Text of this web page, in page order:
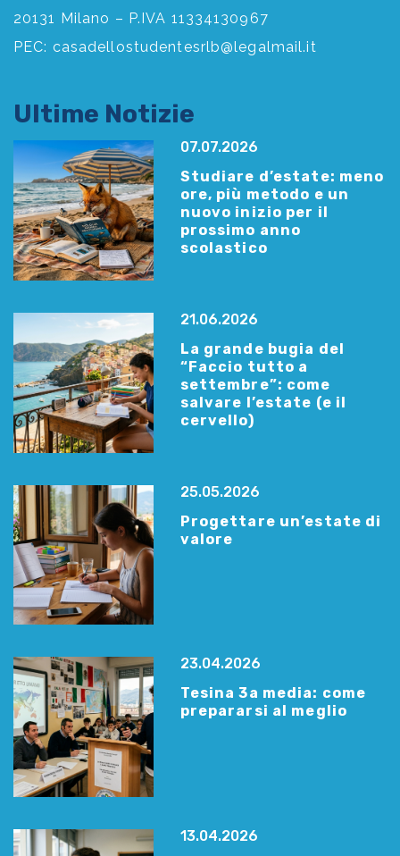
20131 Milano – P.IVA 11334130967
PEC: casadellostudentesrlb@legalmail.it
Ultime Notizie
07.07.2026
Studiare d’estate: meno
ore, più metodo e un
nuovo inizio per il
prossimo anno
scolastico
21.06.2026
La grande bugia del
“Faccio tutto a
settembre”: come
salvare l’estate (e il
cervello)
25.05.2026
Progettare un’estate di
valore
23.04.2026
Tesina 3a media: come
prepararsi al meglio
13.04.2026